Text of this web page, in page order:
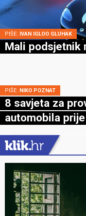
PIŠE: IVAN IGLOO GLUHAK
Mali podsjetnik
PIŠE: NIKO POZNAT
8 savjeta za
automobila